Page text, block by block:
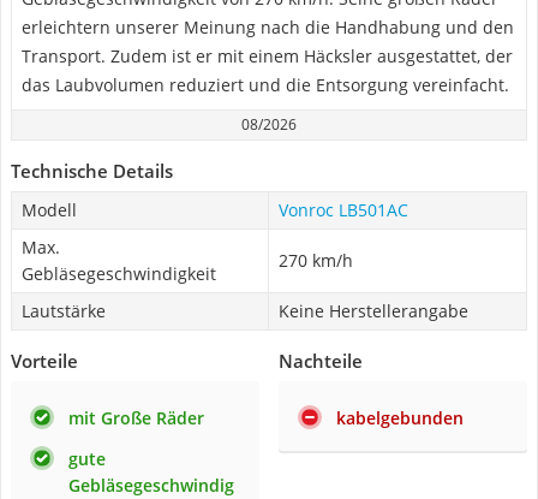
erleichtern unserer Meinung nach die Handhabung und den
Transport. Zudem ist er mit einem Häcksler ausgestattet, der
das Laubvolumen reduziert und die Entsorgung vereinfacht.
08/2026
Technische Details
Modell
Vonroc LB501AC
Max.
Gebläsegeschwindigkeit
270 km/h
Lautstärke Keine Herstellerangabe
Vorteile
mit Große Räder
gute
Gebläsegeschwindig
Nachteile
kabelgebunden